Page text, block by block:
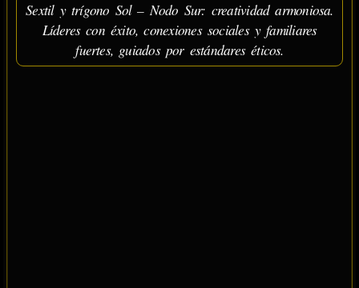
Sextil y trígono Sol – Nodo Sur: creatividad armoniosa.
Líderes con éxito, conexiones sociales y familiares
fuertes, guiados por estándares éticos.